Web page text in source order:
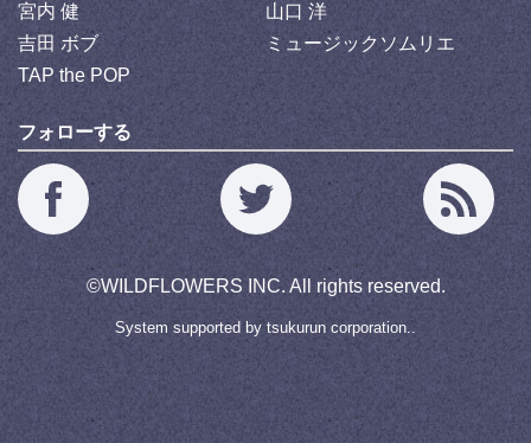
宮内 健
山口 洋
吉田 ボブ
ミュージックソムリエ
TAP the POP
フォローする
©WILDFLOWERS INC. All rights reserved.
System supported by tsukurun corporation..